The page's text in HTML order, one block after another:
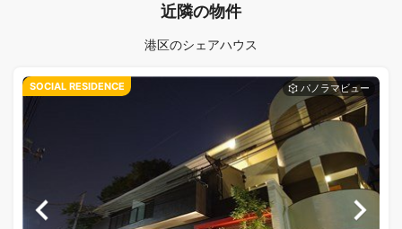
近隣の物件
港区のシェアハウス
SOCIAL RESIDENCE